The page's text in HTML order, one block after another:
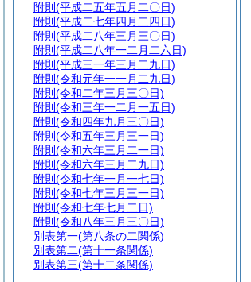
附則 (平成二五年五月二〇日)
附則 (平成二七年四月二四日)
附則 (平成二八年三月三〇日)
附則 (平成二八年一二月二六日)
附則 (平成三一年三月二九日)
附則 (令和元年一一月二九日)
附則 (令和二年三月三〇日)
附則 (令和三年一二月一五日)
附則 (令和四年九月三〇日)
附則 (令和五年三月三一日)
附則 (令和六年三月二一日)
附則 (令和六年三月二九日)
附則 (令和七年一月一七日)
附則 (令和七年三月三一日)
附則 (令和七年七月二日)
附則 (令和八年三月三〇日)
別表第一(第八条の二関係)
別表第二(第十一条関係)
別表第三(第十二条関係)